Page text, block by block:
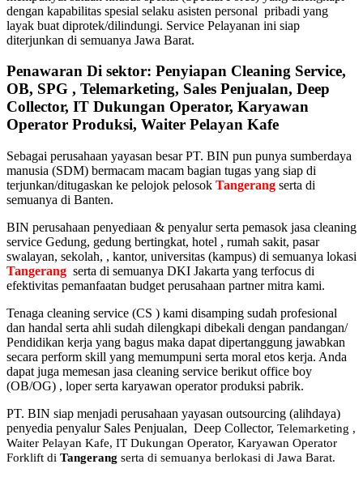
dengan kapabilitas spesial selaku asisten personal pribadi yang
layak buat diprotek/dilindungi. Service Pelayanan ini siap
diterjunkan di semuanya Jawa Barat.
Penawaran Di sektor: Penyiapan Cleaning Service,
OB, SPG , Telemarketing, Sales Penjualan, Deep
Collector, IT Dukungan Operator, Karyawan
Operator Produksi, Waiter Pelayan Kafe
Sebagai perusahaan yayasan besar PT. BIN pun punya sumberdaya
manusia (SDM) bermacam macam bagian tugas yang siap di
terjunkan/ditugaskan ke pelojok pelosok Tangerang serta di
semuanya di Banten.
BIN perusahaan penyediaan & penyalur serta pemasok jasa cleaning
service Gedung, gedung bertingkat, hotel , rumah sakit, pasar
swalayan, sekolah, , kantor, universitas (kampus) di semuanya lokasi
Tangerang serta di semuanya DKI Jakarta yang terfocus di
efektivitas pemanfaatan budget perusahaan partner mitra kami.
Tenaga cleaning service (CS ) kami disamping sudah profesional
dan handal serta ahli sudah dilengkapi dibekali dengan pandangan/
Pendidikan kerja yang bagus maka dapat dipertanggung jawabkan
secara perform skill yang memumpuni serta moral etos kerja. Anda
dapat juga memesan jasa cleaning service berikut office boy
(OB/OG) , loper serta karyawan operator produksi pabrik.
PT. BIN siap menjadi perusahaan yayasan outsourcing (alihdaya)
penyedia penyalur Sales Penjualan, Deep Collector, Telemarketing ,
Waiter Pelayan Kafe, IT Dukungan Operator, Karyawan Operator
Forklift di Tangerang serta di semuanya berlokasi di Jawa Barat.